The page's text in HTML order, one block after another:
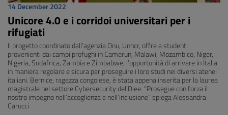
14 December 2022
Unicore 4.0 e i corridoi universitari per i
rifugiati
Il progetto coordinato dall’agenzia Onu, Unhcr, offre a studenti
provenienti dai campi profughi in Camerun, Malawi, Mozambico, Niger,
Nigeria, Sudafrica, Zambia e Zimbabwe, l’opportunità di arrivare in Italia
in maniera regolare e sicura per proseguire i loro studi nei diversi atenei
italiani. Bernice, ragazza congolese, è stata appena inserita per la laurea
magistrale nel settore Cybersecurity del Diee. “Prosegue con forza il
nostro impegno nell’accoglienza e nell’inclusione” spiega Alessandra
Carucci